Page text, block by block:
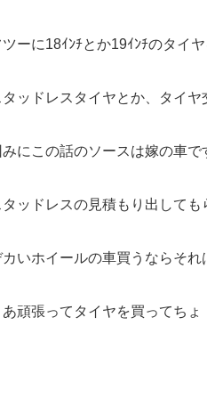
ツーに18ｲﾝﾁとか19ｲﾝﾁのタイ
タッドレスタイヤとか、タイ
みにこの話のソースは嫁の車で
タッドレスの見積もり出しても
カいホイールの車買うならそれ
あ頑張ってタイヤを買ってちょ